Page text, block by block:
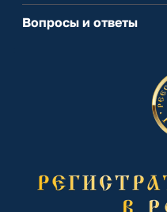
Вопросы и ответы